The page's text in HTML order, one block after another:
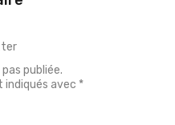
publiée.
indiqués avec *